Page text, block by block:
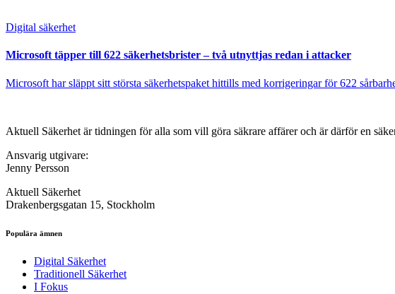
Digital säkerhet
Microsoft täpper till 622 säkerhetsbrister – två utnyttjas redan i attacker
Microsoft har släppt sitt största säkerhetspaket hittills med korrigeringar för 622
Aktuell Säkerhet är tidningen för alla som vill göra säkrare affärer och är därför en
Ansvarig utgivare:
Jenny Persson
Aktuell Säkerhet
Drakenbergsgatan 15, Stockholm
Populära ämnen
Digital Säkerhet
Traditionell Säkerhet
I Fokus